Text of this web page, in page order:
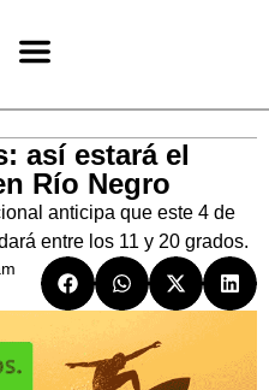
así estará el
Río Negro
anticipa que este 4 de
entre los 11 y 20 grados.